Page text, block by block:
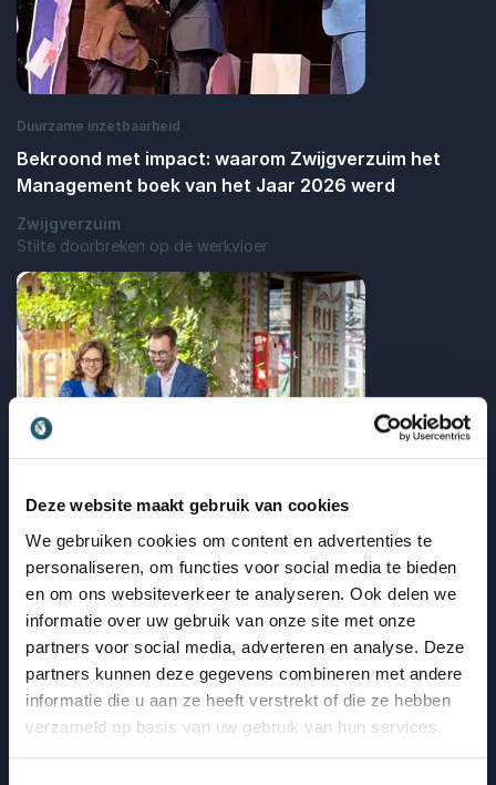
Deze website maakt gebruik van cookies
We gebruiken cookies om content en advertenties te
personaliseren, om functies voor social media te bieden
en om ons websiteverkeer te analyseren. Ook delen we
informatie over uw gebruik van onze site met onze
partners voor social media, adverteren en analyse. Deze
partners kunnen deze gegevens combineren met andere
informatie die u aan ze heeft verstrekt of die ze hebben
verzameld op basis van uw gebruik van hun services.
Duurzame inzetbaarheid
Bekroond met impact: waarom Zwijgverzuim het
Management boek van het Jaar 2026 werd
Zwijgverzuim
Stilte doorbreken op de werkvloer
Lees blogbericht: Bekroond met impact: waarom
Zwijgverzuim door de overgang: wat vraagt het van
leiderschap, naast workshops?
Zwijgverzuim
Stilte doorbreken op de werkvloer